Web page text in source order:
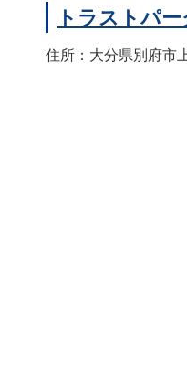
トラストパ
住所：大分県別府市